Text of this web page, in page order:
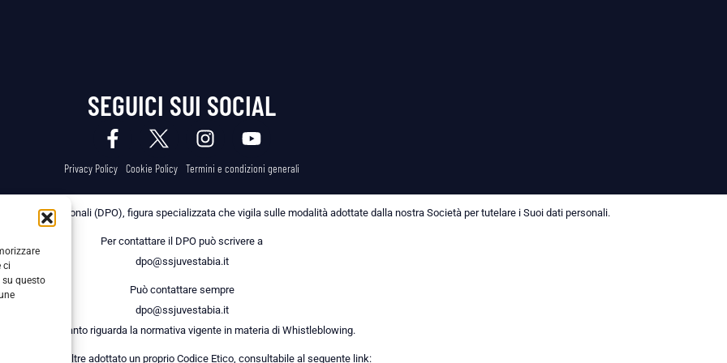
ci
questo
SEGUICI SUI SOCIAL
Privacy Policy Cookie Policy Termini e condizioni generali
dei Dati Personali (DPO), figura specializzata che vigila sulle modalità adottate dalla nostra Società per tutelare i Suoi dati personali.
Per contattare il DPO può scrivere a
dpo@ssjuvestabia.it
Può contattare sempre
dpo@ssjuvestabia.it
anche per quanto riguarda la normativa vigente in materia di Whistleblowing.
Società ha inoltre adottato un proprio Codice Etico, consultabile al seguente link: